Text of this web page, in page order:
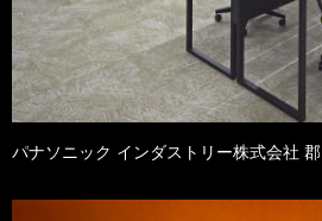
パナソニック インダストリー株式会社